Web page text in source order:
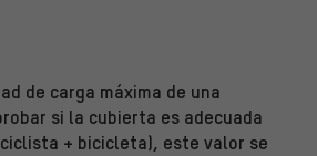
de carga máxima de una
si la cubierta es adecuada
+ bicicleta), este valor se